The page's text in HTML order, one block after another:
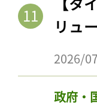
リュ
2026/
政府・